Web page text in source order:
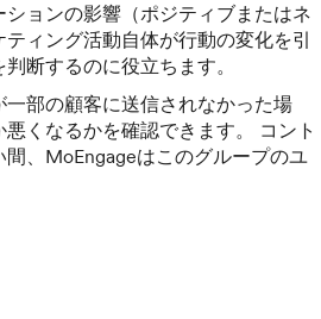
ョンの影響（ポジティブまたはネ
ィング活動自体が行動の変化を引
断するのに役立ちます。
部の顧客に送信されなかった場
くなるかを確認できます。
コント
、MoEngageはこのグループのユ